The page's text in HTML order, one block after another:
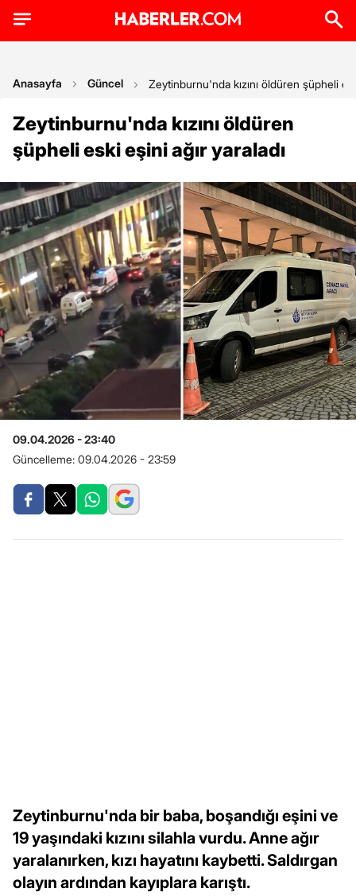
Anasayfa Güncel Zeytinburnu'nda kızını öldüren şüpheli
Zeytinburnu'nda kızını öldüren
şüpheli eski eşini ağır yaraladı
09.04.2026 - 23:40
Güncelleme: 09.04.2026 - 23:59
Zeytinburnu'nda bir baba, boşandığı eşini ve
19 yaşındaki kızını silahla vurdu. Anne ağır
yaralanırken, kızı hayatını kaybetti. Saldırgan
olayın ardından kayıplara karıştı.